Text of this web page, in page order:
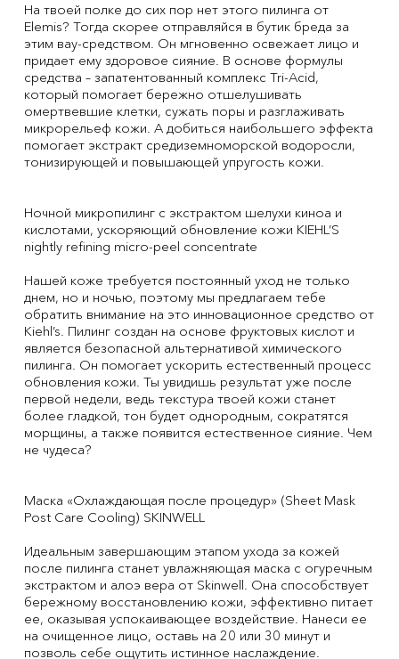
На твоей полке до сих пор нет этого пилинга от
Elemis? Тогда скорее отправляйся в бутик бреда за
этим вау-средством. Он мгновенно освежает лицо и
придает ему здоровое сияние. В основе формулы
средства – запатентованный комплекс Tri-Acid,
который помогает бережно отшелушивать
омертвевшие клетки, сужать поры и разглаживать
микрорельеф кожи. А добиться наибольшего эффекта
помогает экстракт средиземноморской водоросли,
тонизирующей и повышающей упругость кожи.
Ночной микропилинг с экстрактом шелухи киноа и
кислотами, ускоряющий обновление кожи KIEHL’S
nightly refining micro-peel concentrate
Нашей коже требуется постоянный уход не только
днем, но и ночью, поэтому мы предлагаем тебе
обратить внимание на это инновационное средство от
Kiehl’s. Пилинг создан на основе фруктовых кислот и
является безопасной альтернативой химического
пилинга. Он помогает ускорить естественный процесс
обновления кожи. Ты увидишь результат уже после
первой недели, ведь текстура твоей кожи станет
более гладкой, тон будет однородным, сократятся
морщины, а также появится естественное сияние. Чем
не чудеса?
Маска «Охлаждающая после процедур» (Sheet Mask
Post Care Cooling) SKINWELL
Идеальным завершающим этапом ухода за кожей
после пилинга станет увлажняющая маска с огуречным
экстрактом и алоэ вера от Skinwell. Она способствует
бережному восстановлению кожи, эффективно питает
ее, оказывая успокаивающее воздействие. Нанеси ее
на очищенное лицо, оставь на 20 или 30 минут и
позволь себе ощутить истинное наслаждение.